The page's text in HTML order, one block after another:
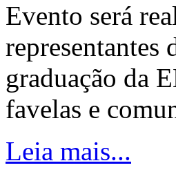
Evento será
representantes
graduação da
favelas e
Leia mais...